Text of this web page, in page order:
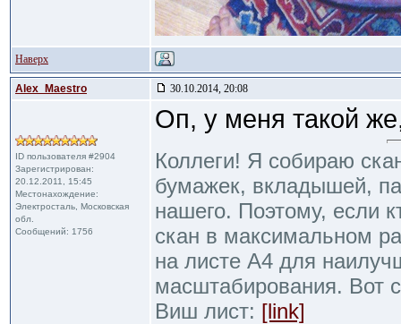
Наверх
Alex_Maestro 30.10.2014, 20:08
ID пользователя #2904
Зарегистрирован:
20.12.2011, 15:45
Местонахождение:
Электросталь, Московская
обл.
Сообщений: 1756
Оп, у меня такой
Коллеги! Я собираю
бумажек, вкладышей,
нашего. Поэтому, если
скан в максимальном
на листе А4 для
масштабирования. Вот
Виш лист: [link]